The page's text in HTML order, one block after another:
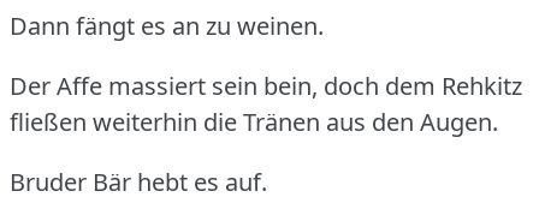
Dann fängt es an zu weinen.
Der Affe massiert sein bein, doch dem Rehkitz
fließen weiterhin die Tränen aus den Augen.
Bruder Bär hebt es auf.